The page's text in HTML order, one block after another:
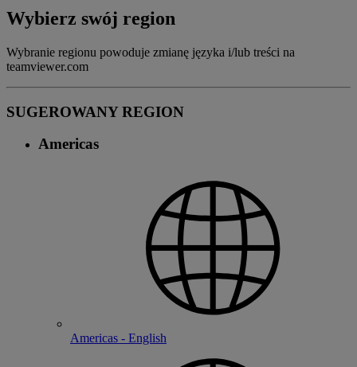
Wybierz swój region
Wybranie regionu powoduje zmianę języka i/lub treści na
teamviewer.com
SUGEROWANY REGION
Americas
Americas - English